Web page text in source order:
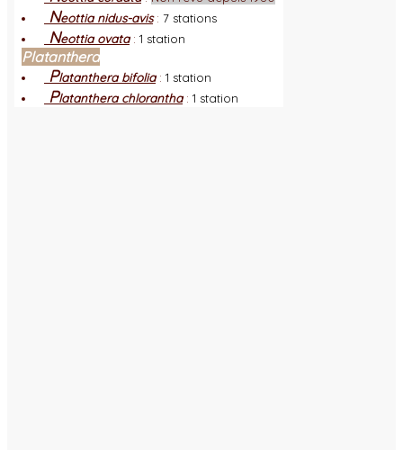
Neottia nidus-avis: 7 stations
Neottia ovata: 1 station
Platanthera
Platanthera bifolia: 1 station
Platanthera chlorantha: 1 station